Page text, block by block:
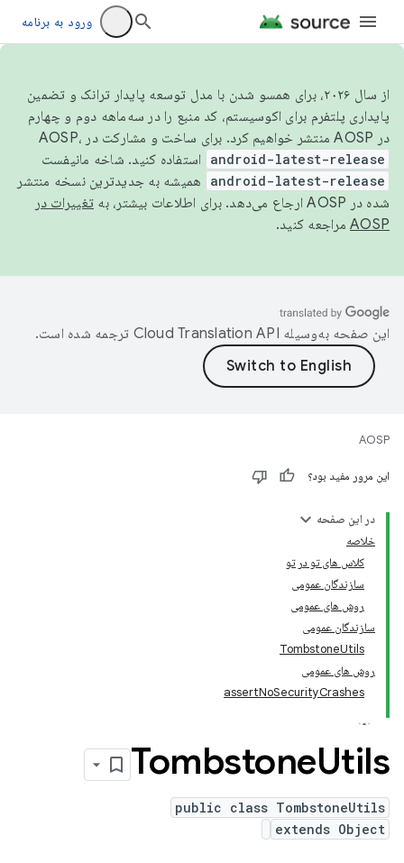
ورود به برنامه
از سال ۲۰۲۶، برای همسو شدن با مدل توسعه پایدار ترانک و تضمین
پایداری پلتفرم برای اکوسیستم، کد منبع را در سه‌ماهه دوم و چهارم
در AOSP منتشر خواهیم کرد. برای ساخت و مشارکت در AOSP،
android-latest-release استفاده کنید. شاخه مانیفست
android-latest-release
همیشه به جدیدترین نسخه منتشر
شده در AOSP ارجاع می‌دهد. برای اطلاعات بیشتر، به
تغییرات در
AOSP مراجعه کنید.
این صفحه به‌وسیله ترجمه شده است.
AOSP
این مرور مفید بود؟
در این صفحه
خلاصه
کلاس های تو در تو
سازندگان عمومی
روش های عمومی
سازندگان عمومی
TombstoneUtils
روش های عمومی
assertNoSecurityCrashes
TombstoneUtils
public class TombstoneUtils
extends Object